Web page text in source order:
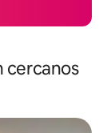
cercanos